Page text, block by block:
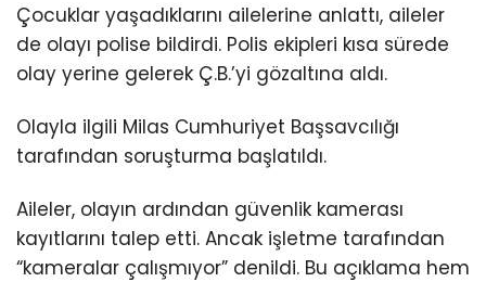
Facebook
Instagram
Çocuklar yaşadıklarını ailelerine anlattı, aileler
de olayı polise bildirdi. Polis ekipleri kısa sürede
olay yerine gelerek Ç.B.’yi gözaltına aldı.
Olayla ilgili Milas Cumhuriyet Başsavcılığı
tarafından soruşturma başlatıldı.
Aileler, olayın ardından güvenlik kamerası
kayıtlarını talep etti. Ancak işletme tarafından
“kameralar çalışmıyor” denildi. Bu açıklama hem